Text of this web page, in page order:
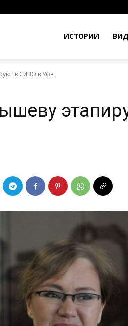
ИСТОРИИ
в СИЗО в Уфе